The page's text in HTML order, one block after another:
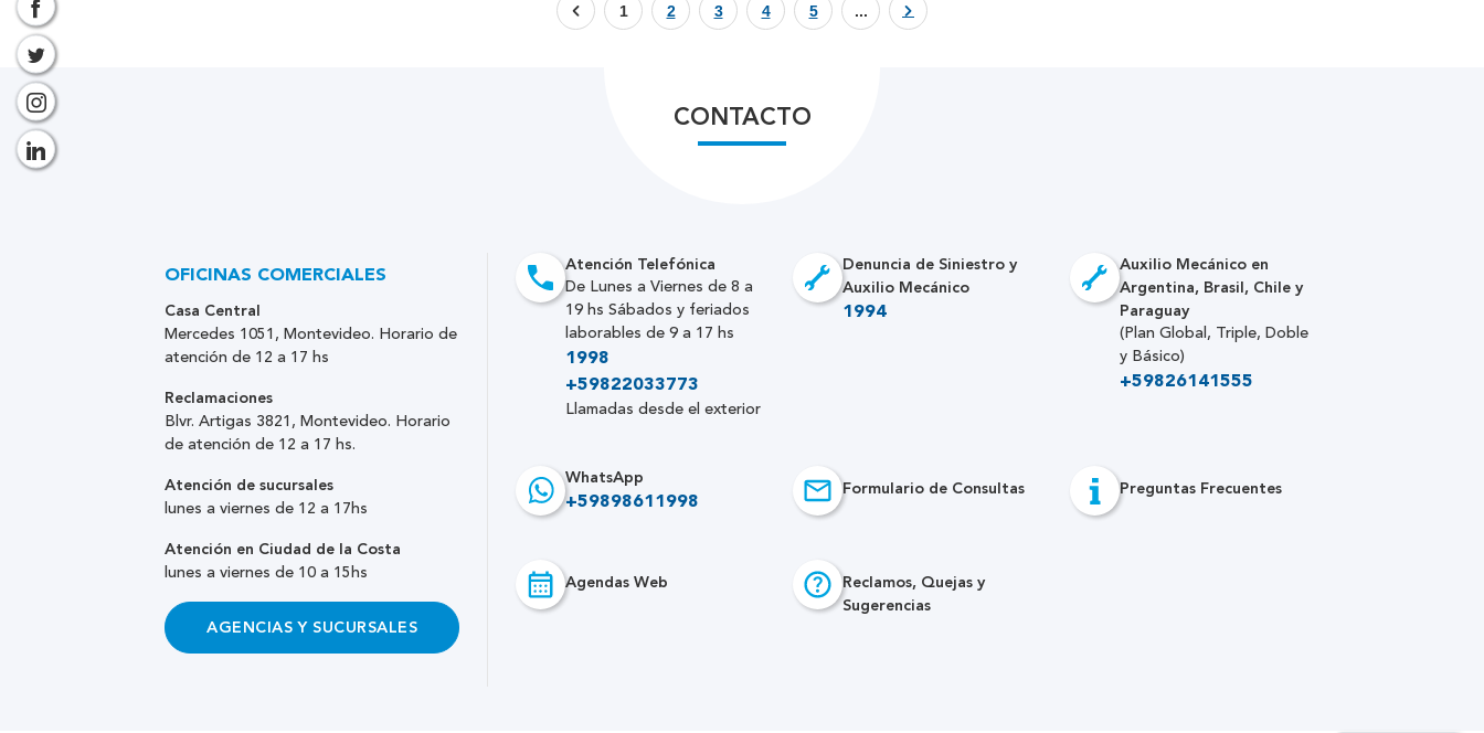
1 2 3 4 5 ...
CONTACTO
Atención Telefónica
De Lunes a Viernes de 8 a
19 hs Sábados y feriados
laborables de 9 a 17 hs
1998
+59822033773
Llamadas desde el exterior
Denuncia de Siniestro y
Auxilio Mecánico
1994
Auxilio Mecánico en
Argentina, Brasil, Chile y
Paraguay
(Plan Global, Triple, Doble
y Básico)
+59826141555
WhatsApp
+59898611998
Formulario de Consultas Preguntas Frecuentes
Agendas Web
Reclamos, Quejas y
Sugerencias
OFICINAS COMERCIALES
Casa Central
Mercedes 1051, Montevideo. Horario de
atención de 12 a 17 hs
Reclamaciones
Blvr. Artigas 3821, Montevideo. Horario
de atención de 12 a 17 hs.
Atención de sucursales
lunes a viernes de 12 a 17hs
Atención en Ciudad de la Costa
lunes a viernes de 10 a 15hs
AGENCIAS Y SUCURSALES